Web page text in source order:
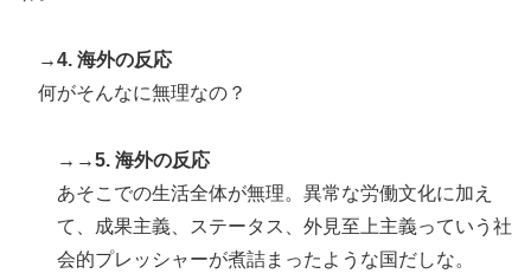
→4. 海外の反応
何がそんなに無理なの？
→→5. 海外の反応
あそこでの生活全体が無理。異常な労働文化に加え
て、成果主義、ステータス、外見至上主義っていう社
会的プレッシャーが煮詰まったような国だしな。